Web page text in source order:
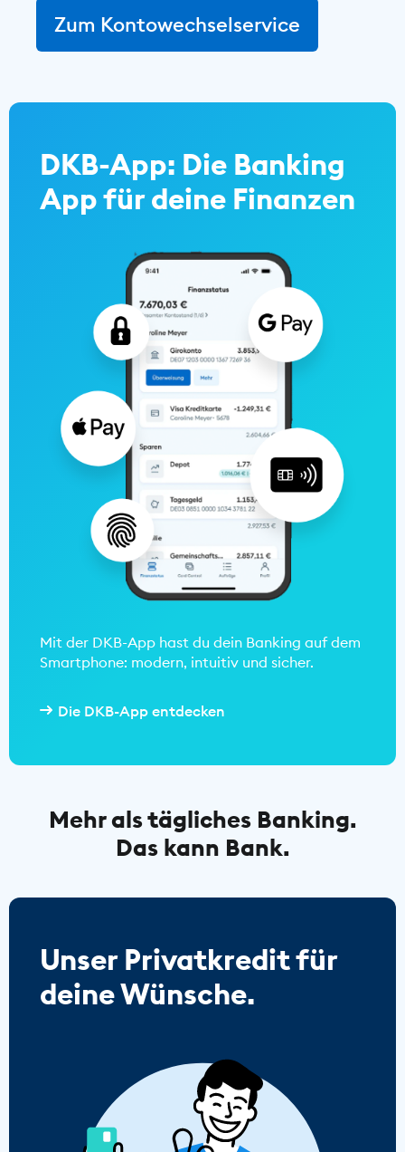
Zum Kontowechselservice
DKB-App: Die Banking
App für deine Finanzen
Mit der DKB-App hast du dein Banking auf dem
Smartphone: modern, intuitiv und sicher.
Die DKB-App entdecken
Mehr als tägliches Banking.
Das kann Bank.
Unser Privatkredit für
deine Wünsche.